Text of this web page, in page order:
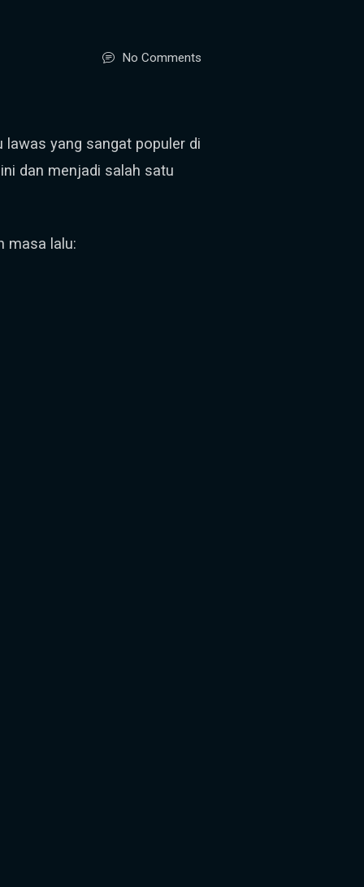
No Comments
lawas yang sangat populer di
dan menjadi salah satu
masa lalu: